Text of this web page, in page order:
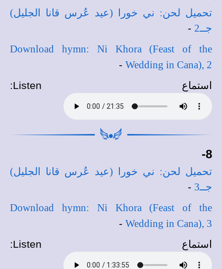
تحميل لحن: ني خورا (عيد عُرس قانا الجليل)
جــ2
-
Download hymn: Ni Khora (Feast of the
Wedding in Cana), 2
-
استماع Listen
:
8-
تحميل لحن: ني خورا (عيد عُرس قانا الجليل)
جــ3
-
Download hymn: Ni Khora (Feast of the
Wedding in Cana), 3
-
استماع Listen
: